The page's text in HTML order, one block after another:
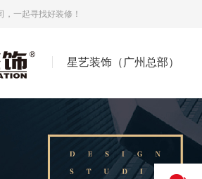
一起寻找好装修！
星艺装饰（广州总部）